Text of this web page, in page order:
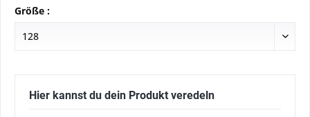
Größe :
Hier kannst du dein Produkt veredeln